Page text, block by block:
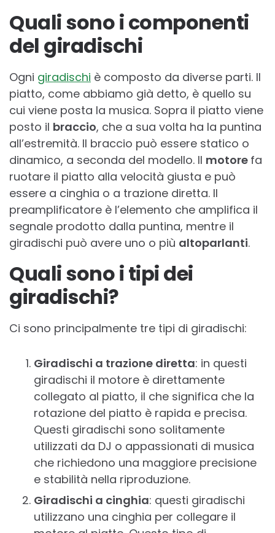
Quali sono i componenti
del giradischi
Ogni giradischi è composto da diverse parti. Il
piatto, come abbiamo già detto, è quello su
cui viene posta la musica. Sopra il piatto viene
posto il braccio, che a sua volta ha la puntina
all’estremità. Il braccio può essere statico o
dinamico, a seconda del modello. Il motore fa
ruotare il piatto alla velocità giusta e può
essere a cinghia o a trazione diretta. Il
preamplificatore è l’elemento che amplifica il
segnale prodotto dalla puntina, mentre il
giradischi può avere uno o più altoparlanti.
Quali sono i tipi dei
giradischi?
Ci sono principalmente tre tipi di giradischi:
Giradischi a trazione diretta: in questi
giradischi il motore è direttamente
collegato al piatto, il che significa che la
rotazione del piatto è rapida e precisa.
Questi giradischi sono solitamente
utilizzati da DJ o appassionati di musica
che richiedono una maggiore precisione
e stabilità nella riproduzione.
Giradischi a cinghia: questi giradischi
utilizzano una cinghia per collegare il